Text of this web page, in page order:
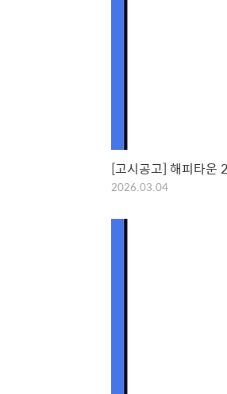
[고시공고] 해피타운
2026.03.04